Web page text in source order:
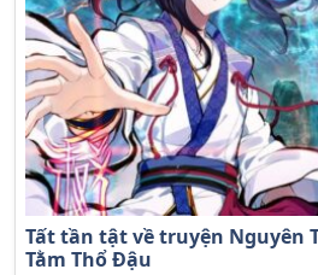
Tất tần tật về truyện Nguyên
Tằm Thổ Đậu